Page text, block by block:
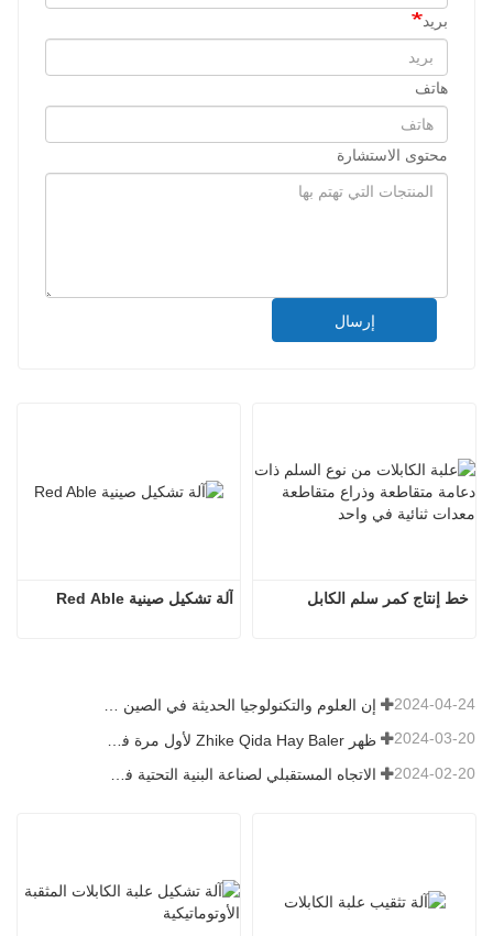
بريد
هاتف
محتوى الاستشارة
إرسال
آلة تشكيل صينية Red Able خط إنتاج كمر سلم الكابل
إن العلوم والتكنولوجيا الحديثة في الصين تضخ حيوية جديدة في الزراعة التقليدية 2024-04-24
2024-03-20
2024-02-20